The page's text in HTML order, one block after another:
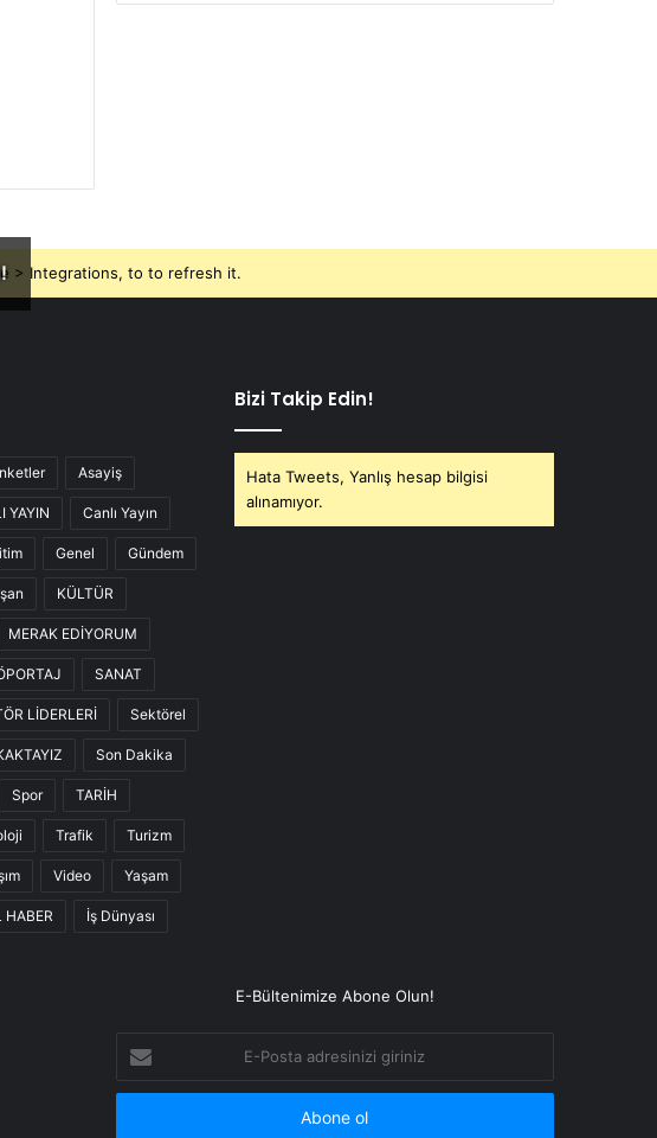
> Integrations, to to refresh it.
Asayiş
YAYIN Canlı Yayın
Genel Gündem
KÜLTÜR
MERAK EDİYORUM
SANAT
LİDERLERİ Sektörel
Son Dakika
Spor TARİH
Trafik Turizm
Video Yaşam
HABER İş Dünyası
Bizi Takip Edin!
Hata Tweets, Yanlış hesap bilgisi
alınamıyor.
E-Bültenimize Abone Olun!
Posta
adresinizi